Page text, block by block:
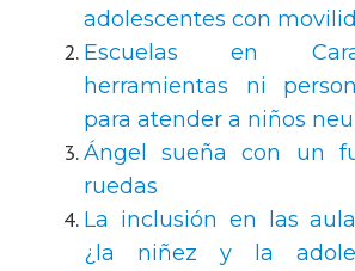
adolescentes con
Escuelas en
herramientas ni
para atender a niños
Ángel sueña con un
ruedas
La inclusión en las
¿la niñez y la